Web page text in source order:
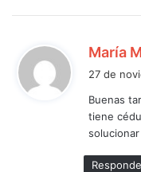
María
27 de
Buenas
tiene